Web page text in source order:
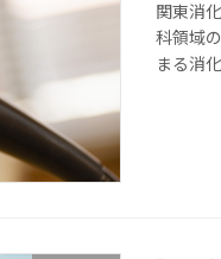
関東消
科領域
まる消